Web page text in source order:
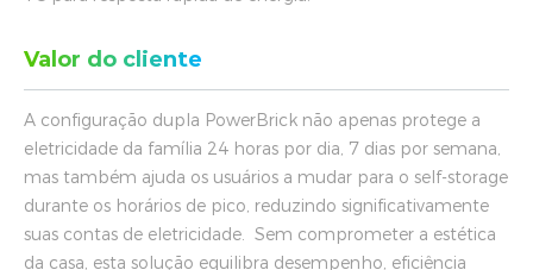
Valor do cliente
A configuração dupla PowerBrick não apenas protege a
eletricidade da família 24 horas por dia, 7 dias por semana,
mas também ajuda os usuários a mudar para o self-storage
durante os horários de pico, reduzindo significativamente
suas contas de eletricidade. Sem comprometer a estética
da casa, esta solução equilibra desempenho, eficiência